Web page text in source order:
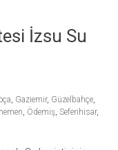
İzsu Su
, Gaziemir, Güzelbahçe,
, Ödemiş,Seferihisar,